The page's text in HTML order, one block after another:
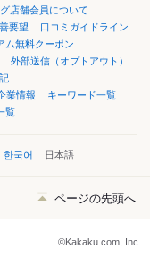
店舗会員について
要望
口コミガイドライン
ム無料クーポン
外部送信（オプトアウト）
業情報
キーワード一覧
覧
한국어 日本語
ページの先頭へ
©Kakaku.com, Inc.